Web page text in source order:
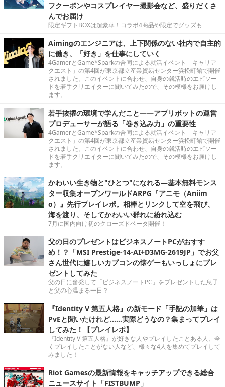
フクーポンやコスプレイヤー撮影会など、盛りだくさ
んでお届け
限定ギフトBOXは超豪華！コラボ4商品や限定でグッズも
Aimingのエンジニアは、上下関係のない社内で自主的
に働き、「好き」を仕事にしていく
4GamerとGame*Sparkの合同による就活イベント「キャリア
クエスト」の第4回が東京都立産業貿易センター浜松町館で開催
されました。このイベントに合わせ、自身の就活時のエピソー
ドを若手クリエイターに聞いてみたので、その模様をお届けし
ます。
若手抜擢の環境で学んだこと――アプリボットの運営
プロデューサーが語る「巻き込み力」の重要性
4GamerとGame*Sparkの合同による就活イベント「キャリア
クエスト」の第4回が東京都立産業貿易センター浜松町館で開催
されました。このイベントに合わせ、自身の就活時のエピソー
ドを若手クリエイターに聞いてみたので、その模様をお届けし
ます。
かわいい生き物と"ひとつ"になれる―基本無料モンス
ター収集オープンワールドARPG『アニモ（Aniim
o）』先行プレイレポ。相棒とリンクして空を飛び、
海を渡り、そしてかわいい群れに紛れ込む
7月に国内向け初のクローズドベータ開催！
父の日のプレゼントはビジネスノートPCがおすす
め！？「MSI Prestige-14-AI+D3MG-2619JP」でお父
さん世代に嬉しいカプコンの懐ゲーもいっしょにプレ
ゼントしてみた
父の日に奮発して「ビジネスノートPC」をプレゼントした息子
と父の心温まる一日？
『Identity V 第五人格』の新モード「手記の加筆」は
PvEと聞いたけれど……実際どうなの？集まってプレイ
してみた！【プレイレポ】
『Identity V 第五人格』が好きな人やプレイしたことある人、全
くプレイしたことがない人など、様々な4人を集めてプレイして
みました！
Riot Gamesの最新情報をキャッチアップできる総合
ニュースサイト「FISTBUMP」